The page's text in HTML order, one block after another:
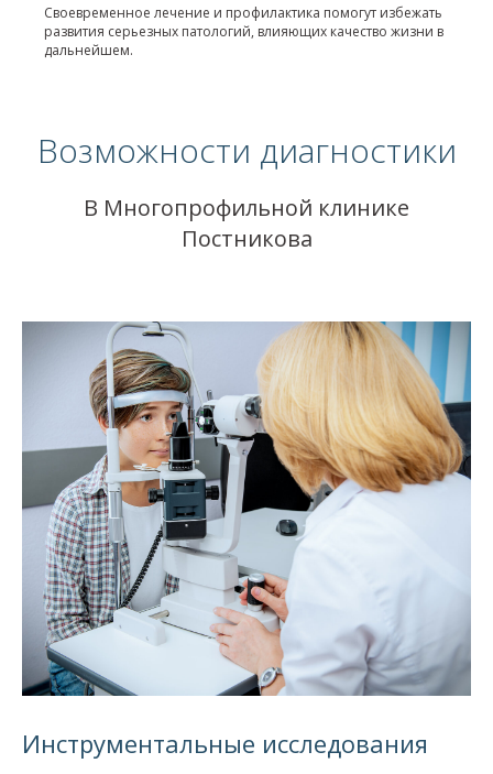
Своевременное лечение и профилактика помогут избежать
развития серьезных патологий, влияющих качество жизни в
дальнейшем.
Возможности диагностики
В Многопрофильной клинике
Постникова
Инструментальные исследования